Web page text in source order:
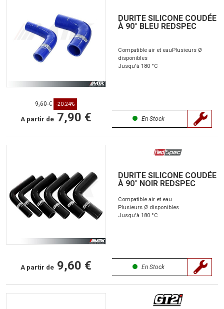
DURITE SILICONE COUDÉE
À 90° BLEU REDSPEC
Compatible air et eau Plusieurs Ø
disponibles
Jusqu'à 180 °C
9,60 € -20.24%
A partir de 7,90 € En Stock
DURITE SILICONE COUDÉE
À 90° NOIR REDSPEC
Compatible air et eau
Plusieurs Ø disponibles
Jusqu'à 180 °C
A partir de 9,60 € En Stock